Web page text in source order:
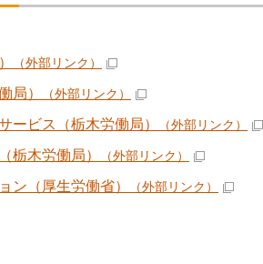
（外部リンク）
局） （外部リンク）
ービス（栃木労働局） （外部リンク）
栃木労働局） （外部リンク）
ン（厚生労働省） （外部リンク）